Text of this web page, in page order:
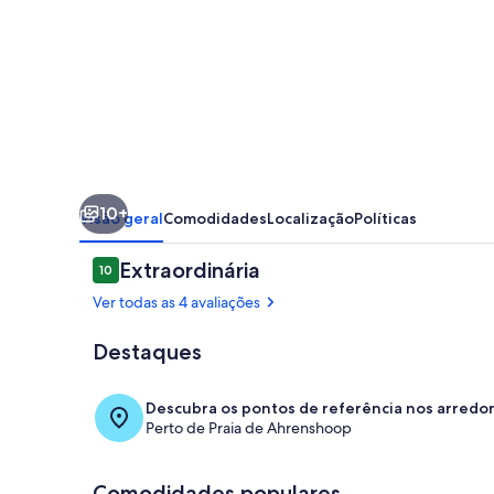
10+
Visão geralComodidadesLocalizaçãoPolíticas
Avaliações
1010 de 10
Extraordinária
Ver todas as 4 avaliações
Destaques
Descubra os pontos de referência nos
Perto de Praia de Ahrenshoop